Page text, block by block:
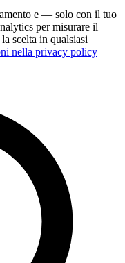
e — solo con il tuo
per misurare il
scelta in qualsiasi
nella privacy policy